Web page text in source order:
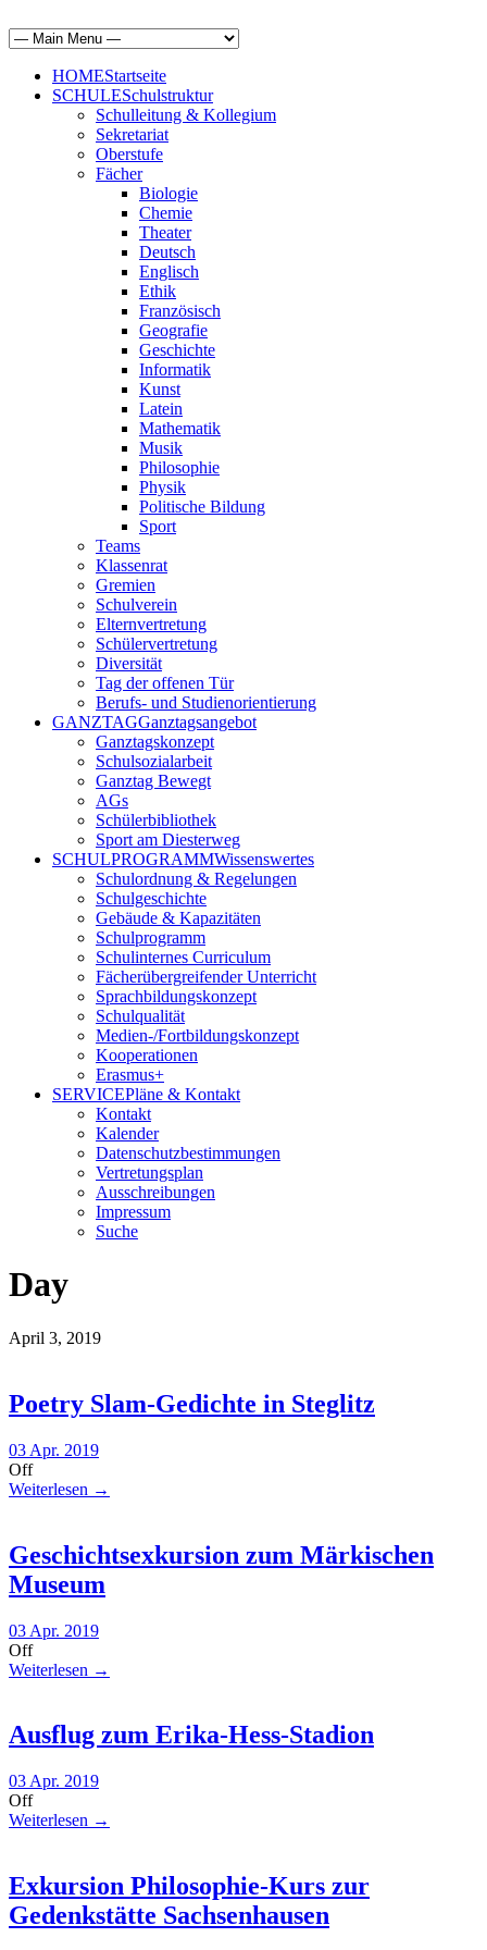
HOMEStartseite
SCHULESchulstruktur
Schulleitung & Kollegium
Sekretariat
Oberstufe
Fächer
Biologie
Chemie
Theater
Deutsch
Englisch
Ethik
Französisch
Geografie
Geschichte
Informatik
Kunst
Latein
Mathematik
Musik
Philosophie
Physik
Politische Bildung
Sport
Teams
Klassenrat
Gremien
Schulverein
Elternvertretung
Schülervertretung
Diversität
Tag der offenen Tür
Berufs- und Studienorientierung
GANZTAGGanztagsangebot
Ganztagskonzept
Schulsozialarbeit
Ganztag Bewegt
AGs
Schülerbibliothek
Sport am Diesterweg
SCHULPROGRAMMWissenswertes
Schulordnung & Regelungen
Schulgeschichte
Gebäude & Kapazitäten
Schulprogramm
Schulinternes Curriculum
Fächerübergreifender Unterricht
Sprachbildungskonzept
Schulqualität
Medien-/Fortbildungskonzept
Kooperationen
Erasmus+
SERVICEPläne & Kontakt
Kontakt
Kalender
Datenschutzbestimmungen
Vertretungsplan
Ausschreibungen
Impressum
Suche
Day
April 3, 2019
Poetry Slam-Gedichte in Steglitz
03 Apr. 2019
Off
Weiterlesen →
Geschichtsexkursion zum Märkischen
Museum
03 Apr. 2019
Off
Weiterlesen →
Ausflug zum Erika-Hess-Stadion
03 Apr. 2019
Off
Weiterlesen →
Exkursion Philosophie-Kurs zur
Gedenkstätte Sachsenhausen